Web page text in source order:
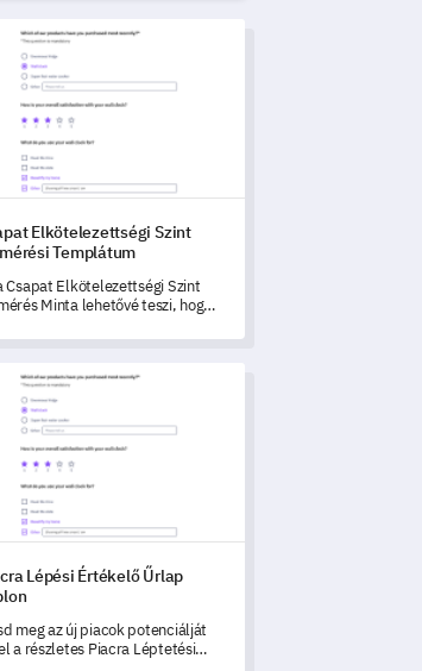
Elkötelezettségi Szint Felmérési Templátum
Elkötelezettségi Szint
Templátum
Csapat Elkötelezettségi Szint
Minta lehetővé teszi, hogy
és személyes
Lépési Értékelő Űrlap Sablon
Lépési Értékelő Űrlap
meg az új piacok potenciálját
a részletes Piacra Léptetési